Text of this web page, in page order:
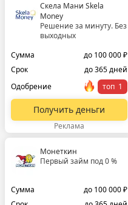
Скела Мани Skela
Money
Решение за минуту. Без
выходных
Сумма
до 100 000 ₽
Срок
до 365 дней
Одобрение
топ
Получить деньги
Реклама
Монеткин
Первый займ под 0 %
Сумма
до 100 000 ₽